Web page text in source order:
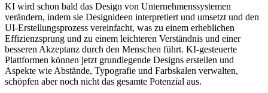
KI wird schon bald das Design von Unternehmenssystemen
verändern, indem sie Designideen interpretiert und umsetzt und den
UI-Erstellungsprozess vereinfacht, was zu einem erheblichen
Effizienzsprung und zu einem leichteren Verständnis und einer
besseren Akzeptanz durch den Menschen führt. KI-gesteuerte
Plattformen können jetzt grundlegende Designs erstellen und
Aspekte wie Abstände, Typografie und Farbskalen verwalten,
schöpfen aber noch nicht das gesamte Potenzial aus.